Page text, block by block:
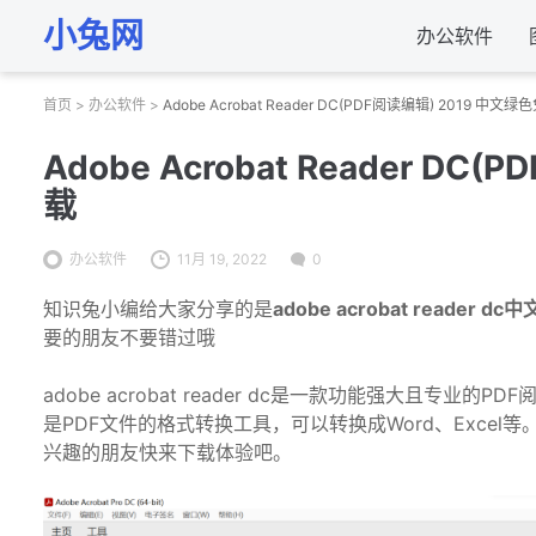
小兔网 办公软件
首页 > 办公软件 > Adobe Acrobat Reader DC(PDF阅读编辑) 2019 中文绿色
Adobe Acrobat Reader
载
办公软件 11月 19, 2022 0
知识兔小编给大家分享的是adobe acrobat reader dc中
要的朋友不要错过哦
adobe acrobat reader dc是一款功能强大且专业的PDF
是PDF文件的格式转换工具，可以转换成Word、Excel
兴趣的朋友快来下载体验吧。